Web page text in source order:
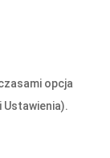
opcja
Ustawienia).